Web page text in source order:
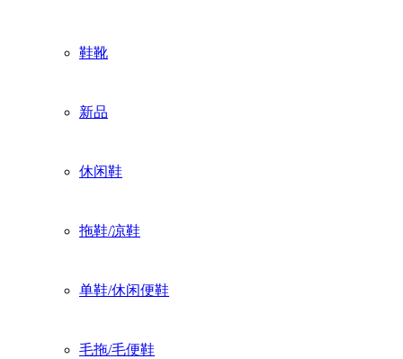
鞋靴
新品
休闲鞋
拖鞋/凉鞋
单鞋/休闲便鞋
毛拖/毛便鞋